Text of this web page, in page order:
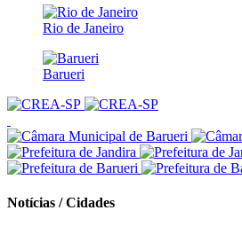
Rio de Janeiro
Barueri
Notícias / Cidades